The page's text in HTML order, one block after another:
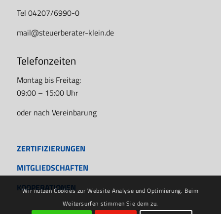
Tel 04207/6990-0
mail@steuerberater-klein.de
Telefonzeiten
Montag bis Freitag:
09:00 – 15:00 Uhr
oder nach Vereinbarung
ZERTIFIZIERUNGEN
MITGLIEDSCHAFTEN
KOOPERATIONEN
Wir nutzen Cookies zur Website Analyse und Optimierung. Beim
Weitersurfen stimmen Sie dem zu.